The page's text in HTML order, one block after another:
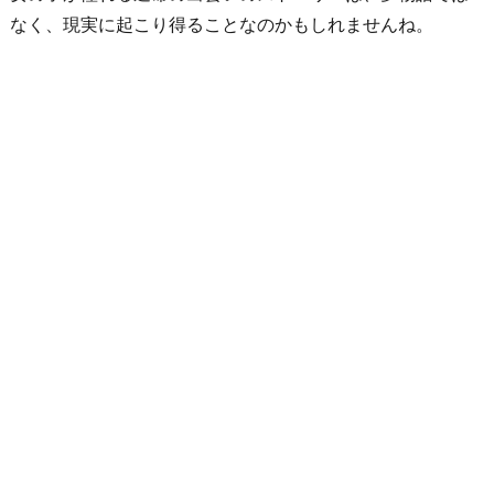
驚
く
なく、現実に起こり得ることなのかもしれませんね。